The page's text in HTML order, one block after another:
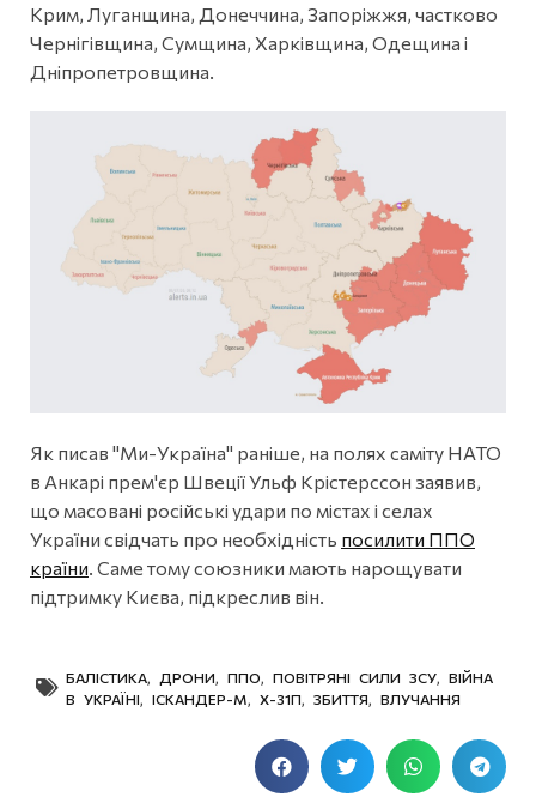
Крим, Луганщина, Донеччина, Запоріжжя, частково
Чернігівщина, Сумщина, Харківщина, Одещина і
Дніпропетровщина.
Як писав "Ми-Україна" раніше, на полях саміту НАТО
в Анкарі прем'єр Швеції Ульф Крістерссон заявив,
що масовані російські удари по містах і селах
України свідчать про необхідність посилити ППО
країни . Саме тому союзники мають нарощувати
підтримку Києва, підкреслив він.
БАЛІСТИКА ДРОНИ ППО ПОВІТРЯНІ СИЛИ ЗСУ
ВІЙНА
В УКРАЇНІ
ІСКАНДЕР-М Х-31П ЗБИТТЯ ВЛУЧАННЯ